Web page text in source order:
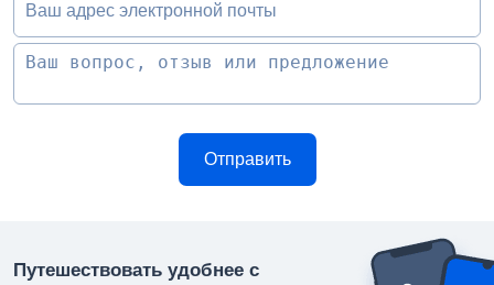
Ваш адрес электронной почты
Путешествовать удобнее с